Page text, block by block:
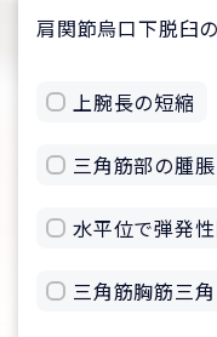
肩関節烏口下脱臼
上腕長の短縮
三角筋部の腫脹
水平位で弾発
三角筋胸筋三